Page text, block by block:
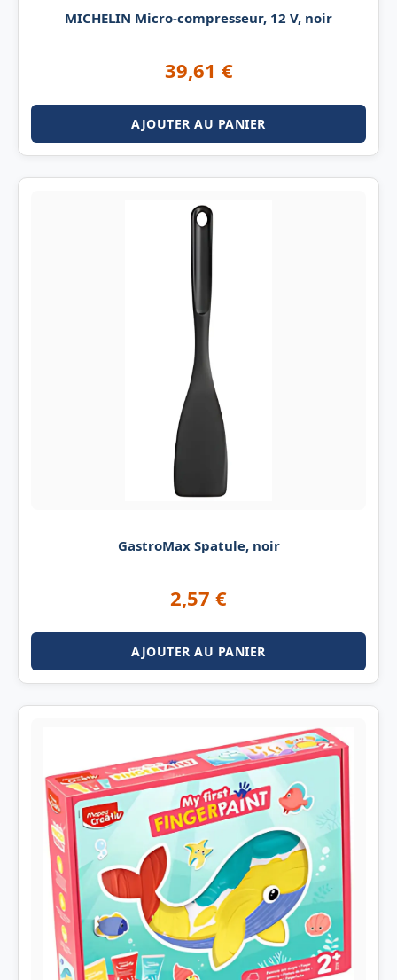
MICHELIN Micro-compresseur, 12 V, noir
39,61 €
AJOUTER AU PANIER
GastroMax Spatule, noir
2,57 €
AJOUTER AU PANIER